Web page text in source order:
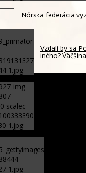
Nórska federácia
Vzdali by sa
iného?